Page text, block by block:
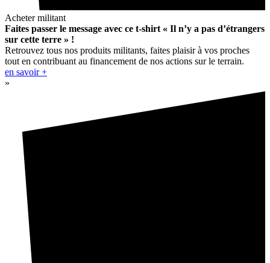
Acheter militant
Faites passer le message avec ce t-shirt « Il n’y a pas d’étrangers
sur cette terre » !
Retrouvez tous nos produits militants, faites plaisir à vos proches
tout en contribuant au financement de nos actions sur le terrain.
en savoir +
»